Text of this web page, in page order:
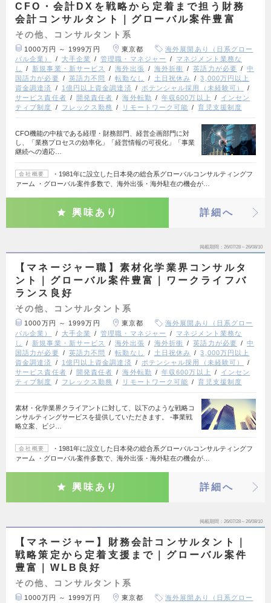
CFO・会計DXを戦略から定着まで担う財務
会計コンサルタント｜グローバル案件豊富
その他、コンサルタント系
1000万円 ～ 1999万円 東京都
海外展開あり（日系グロー
バル企業）
大手企業 管理職・マネジャー
マネジメント業務な
し
新規事業・新サービス 海外出張 海外折衝 英語力が必要
中
国語力が必要
英語力不問 転勤なし 土日祝休み
3,000万円以上
資金調達済
1億円以上資金調達済
ポテンシャル採用（未経験可）
サービス責任者
開発責任者 海外転勤 年収600万以上
インセン
ティブ制度
フレックス勤務 リモートワーク可能 育児支援制度
CFO機能の中核である経理・財務部門、経営企画部門に対
し、「業務プロセスの効率化」「経営情報の可視化」「事業
継続への適応…
会社概要
・1981年に設立した日本発の総合系グローバルコンサルティングフ
ァーム ・グローバル案件多数で、海外出張・海外駐在の機会が…
興味あり 詳細へ
掲載期間 26/07/28～26/08/10
【マネージャー職】素材化学業界コンサルタ
ント｜グローバル案件豊富｜ワークライフバ
ランス良好
その他、コンサルタント系
1000万円 ～ 1999万円 東京都
海外展開あり（日系グロー
バル企業）
大手企業 管理職・マネジャー
マネジメント業務な
し
新規事業・新サービス 海外出張 海外折衝 英語力が必要
中
国語力が必要
英語力不問 転勤なし 土日祝休み
3,000万円以上
資金調達済
1億円以上資金調達済
ポテンシャル採用（未経験可）
サービス責任者
開発責任者 海外転勤 年収600万以上
インセン
ティブ制度
フレックス勤務 リモートワーク可能 育児支援制度
素材・化学業界クライアントに対して、以下のような戦略コ
ンサルティングサービスを提供していただきます。 ‐事業戦
略立案、ビジ…
会社概要
・1981年に設立した日本発の総合系グローバルコンサルティングフ
ァーム ・グローバル案件多数で、海外出張・海外駐在の機会が…
興味あり 詳細へ
掲載期間 26/07/28～26/08/10
【マネージャー】財務会計コンサルタント｜
戦略策定から定着支援まで｜グローバル案件
豊富｜WLB良好
その他、コンサルタント系
1000万円 ～ 1999万円 東京都 海外展開あり（日系グロー